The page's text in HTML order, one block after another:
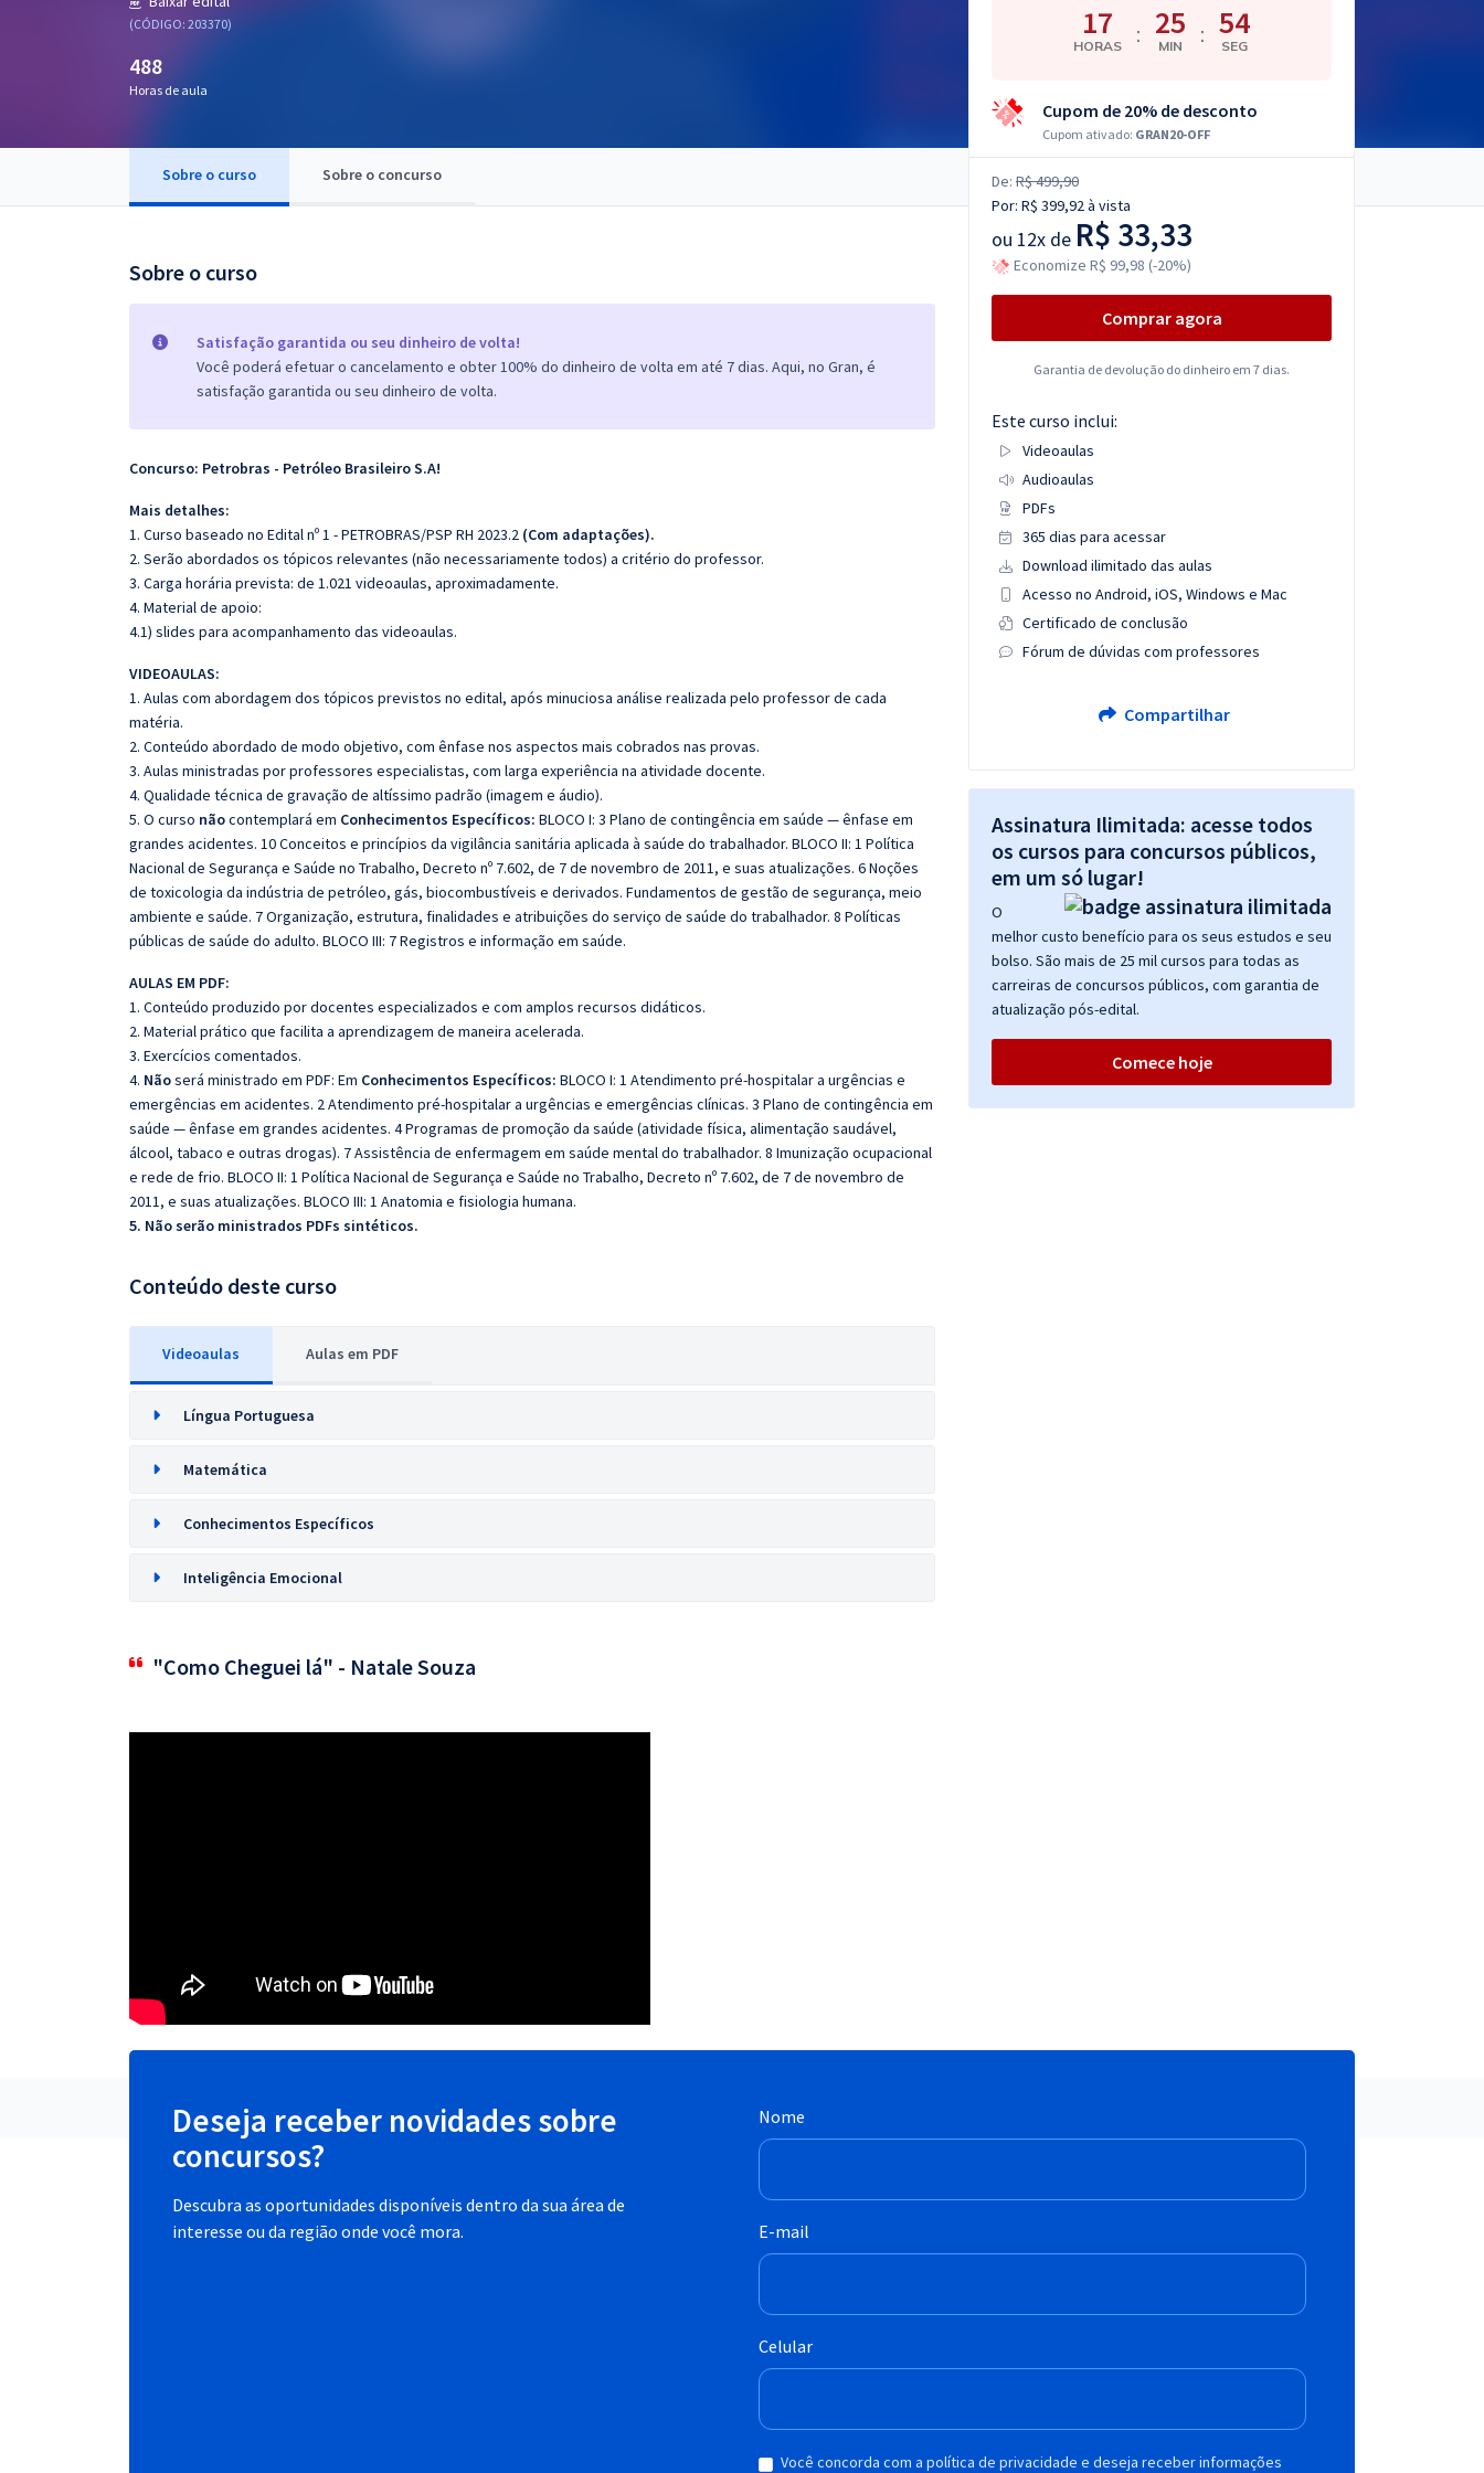
Conteúdo gratuito
(CÓDIGO: 203370)
488
Horas de aula
Sobre o curso Sobre o concurso
Sobre o curso
Satisfação garantida ou seu dinheiro de volta!
Você poderá efetuar o cancelamento e obter 100% do dinheiro de volta em até 7 dias. Aqui, no Gran, é
satisfação garantida ou seu dinheiro de volta.
Concurso: Petrobras - Petróleo Brasileiro S.A!
Mais detalhes:
1. Curso baseado no Edital nº 1 - PETROBRAS/PSP RH 2023.2 (Com adaptações).
2. Serão abordados os tópicos relevantes (não necessariamente todos) a critério do professor.
3. Carga horária prevista: de 1.021 videoaulas, aproximadamente.
4. Material de apoio:
4.1) slides para acompanhamento das videoaulas.
VIDEOAULAS:
1. Aulas com abordagem dos tópicos previstos no edital, após minuciosa análise realizada pelo professor de cada
matéria.
2. Conteúdo abordado de modo objetivo, com ênfase nos aspectos mais cobrados nas provas.
3. Aulas ministradas por professores especialistas, com larga experiência na atividade docente.
4. Qualidade técnica de gravação de altíssimo padrão (imagem e áudio).
5. O curso nãocontemplará em Conhecimentos Específicos: BLOCO I: 3 Plano de contingência em saúde — ênfase em
grandes acidentes. 10 Conceitos e princípios da vigilância sanitária aplicada à saúde do trabalhador. BLOCO II: 1 Política
Nacional de Segurança e Saúde no Trabalho, Decreto nº 7.602, de 7 de novembro de 2011, e suas atualizações. 6 Noções
de toxicologia da indústria de petróleo, gás, biocombustíveis e derivados. Fundamentos de gestão de segurança, meio
ambiente e saúde. 7 Organização, estrutura, finalidades e atribuições do serviço de saúde do trabalhador. 8 Políticas
públicas de saúde do adulto. BLOCO III: 7 Registros e informação em saúde.
AULAS EM PDF:
1. Conteúdo produzido por docentes especializados e com amplos recursos didáticos.
2. Material prático que facilita a aprendizagem de maneira acelerada.
3. Exercícios comentados.
4. Nãoserá ministrado em PDF: Em Conhecimentos Específicos: BLOCO I: 1 Atendimento pré-hospitalar a urgências e
emergências em acidentes. 2 Atendimento pré-hospitalar a urgências e emergências clínicas. 3 Plano de contingência em
saúde — ênfase em grandes acidentes. 4 Programas de promoção da saúde (atividade física, alimentação saudável,
álcool, tabaco e outras drogas). 7 Assistência de enfermagem em saúde mental do trabalhador. 8 Imunização ocupacional
e rede de frio. BLOCO II: 1 Política Nacional de Segurança e Saúde no Trabalho, Decreto nº 7.602, de 7 de novembro de
2011, e suas atualizações. BLOCO III: 1 Anatomia e fisiologia humana.
5. Não serão ministrados PDFs sintéticos.
Conteúdo deste curso
Videoaulas Aulas em PDF
Língua Portuguesa
Matemática
Conhecimentos Específicos
Inteligência Emocional
"Como Cheguei lá" - Natale Souza
17
HORAS : 25
MIN : 53
SEG
Cupom de 20% de desconto
Cupom ativado: GRAN20-OFF
De: R$ 499,90
Por: R$ 399,92à vista
ou 12x de R$ 33,33
Economize R$ 99,98 (-20%)
Comprar agora
Garantia de devolução do dinheiro em 7 dias.
Este curso inclui:
Videoaulas
Audioaulas
PDFs
365 dias para acessar
Download ilimitado das aulas
Acesso no Android, iOS, Windows e Mac
Certificado de conclusão
Fórum de dúvidas com professores
Compartilhar
Assinatura Ilimitada: acesse todos
os cursos para concursos públicos,
em um só lugar!
O
melhor custo benefício para os seus estudos e seu
bolso. São mais de 25 mil cursos para todas as
carreiras de concursos públicos, com garantia de
atualização pós-edital.
Comece hoje
Deseja receber novidades sobre
concursos?
Descubra as oportunidades disponíveis dentro da sua área de
interesse ou da região onde você mora.
Nome
E-mail
Celular
Você concorda com a política de privacidade e deseja receber informações